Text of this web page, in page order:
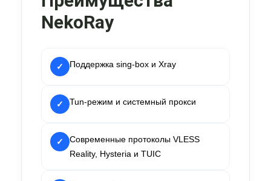
NekoRay
✓ Поддержка sing-box и Xray
✓ Tun-режим и системный прокси
✓
Современные протоколы VLESS
Reality, Hysteria и TUIC